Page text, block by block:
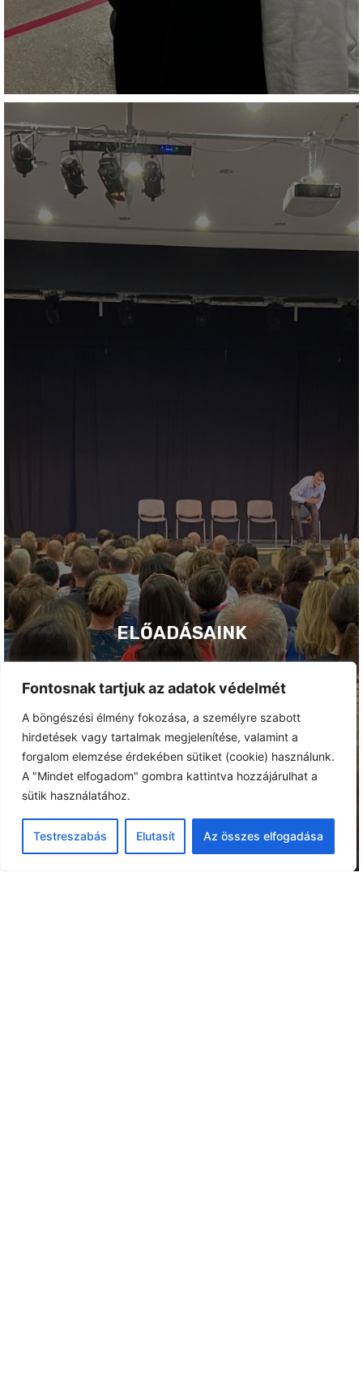
Fontosnak tartjuk az adatok védelmét
A böngészési élmény fokozása, a személyre szabott
hirdetések vagy tartalmak megjelenítése, valamint a
forgalom elemzése érdekében sütiket (cookie) használunk.
A "Mindet elfogadom" gombra kattintva hozzájárulhat a
sütik használatához.
Testreszabás Elutasít Az összes elfogadása
ELŐADÁSAINK